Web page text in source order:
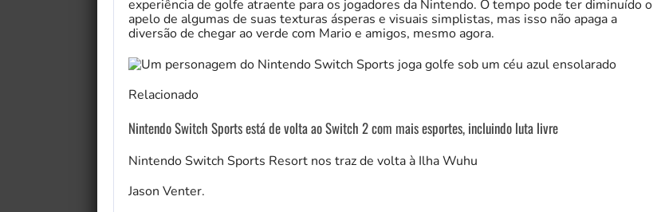
experiência de golfe atraente para os jogadores da Nintendo. O tempo pode ter diminuído o
apelo de algumas de suas texturas ásperas e visuais simplistas, mas isso não apaga a
diversão de chegar ao verde com Mario e amigos, mesmo agora.
Relacionado
Nintendo Switch Sports está de volta ao Switch 2 com mais esportes, incluindo luta livre
Nintendo Switch Sports Resort nos traz de volta à Ilha Wuhu
Jason Venter.